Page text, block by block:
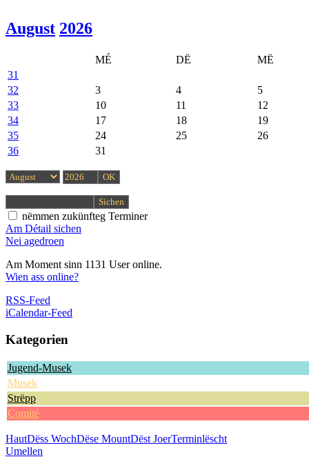
August 2026
MÉ DË
MË
31
32
3 4
5
33
10 11
12
34
17 18
19
35
24 25
26
36
31
nëmmen zukünfteg Terminer
Am Détail sichen
Nei agedroen
Am Moment sinn 1131 User online.
Wien ass online?
RSS-Feed
iCalendar-Feed
Kategorien
Jugend-Musek
Musek
Strëpp
Comité
HautDëss WochDëse MountDëst JoerTerminlëscht
Umellen